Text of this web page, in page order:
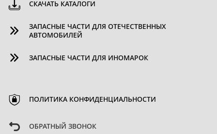
СКАЧАТЬ КАТАЛОГИ
ЗАПАСНЫЕ ЧАСТИ ДЛЯ ОТЕЧЕСТВЕННЫХ
АВТОМОБИЛЕЙ
ЗАПАСНЫЕ ЧАСТИ ДЛЯ ИНОМАРОК
ПОЛИТИКА КОНФИДЕНЦИАЛЬНОСТИ
ОБРАТНЫЙ ЗВОНОК